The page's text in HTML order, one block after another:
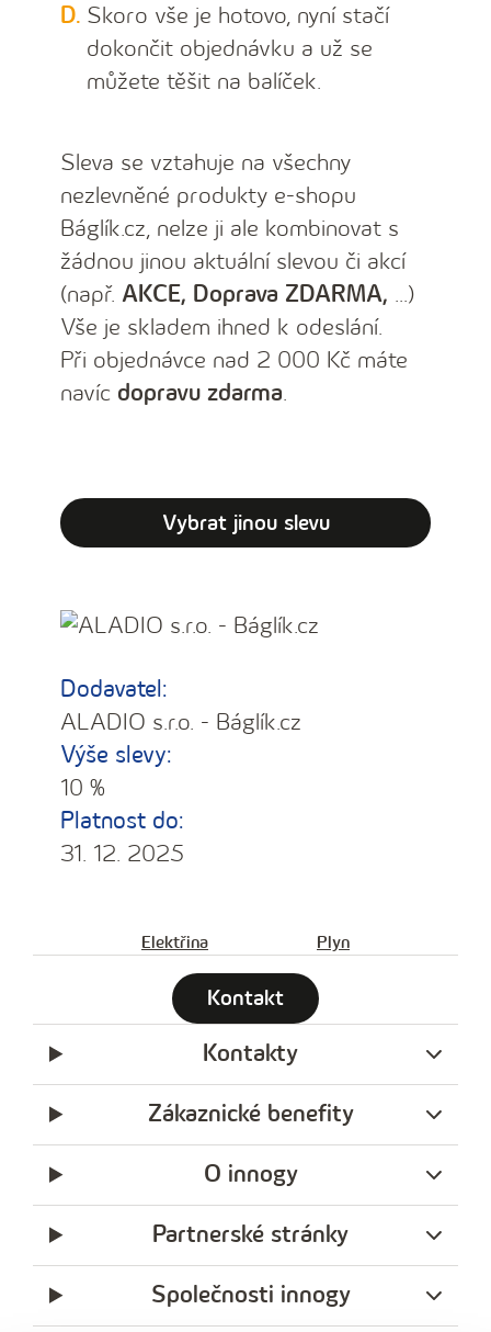
Skoro vše je hotovo, nyní stačí
dokončit objednávku a už se
můžete těšit na balíček.
Sleva se vztahuje na všechny
nezlevněné produkty e-shopu
Báglík.cz, nelze ji ale kombinovat s
žádnou jinou aktuální slevou či akcí
(např. AKCE, Doprava ZDARMA, ...)
Vše je skladem ihned k odeslání.
Při objednávce nad 2 000 Kč máte
navíc dopravu zdarma.
Vybrat jinou slevu
Dodavatel:
ALADIO s.r.o. - Báglík.cz
Výše slevy:
10 %
Platnost do:
31. 12. 2025
Elektřina Plyn
Kontakt
Kontakty
Zákaznické benefity
O innogy
Partnerské stránky
Společnosti innogy